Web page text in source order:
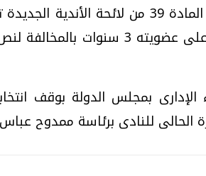
وأضافت المحكمة أن المادة 39 من
وأن يكون قد مضى على عضويته 3
بمجلس الدولة بوقف
الحالى للنادى برئاسة ممدوح